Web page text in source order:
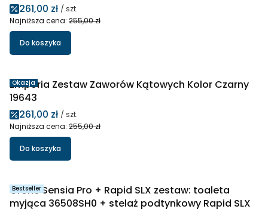
Cena promocyjna
261,00 zł / szt.
Najniższa cena: 255,00 zł
Do koszyka
Okazja
Emporia Zestaw Zaworów Kątowych Kolor Czarny
19643
Cena promocyjna
261,00 zł / szt.
Najniższa cena: 255,00 zł
Do koszyka
Bestseller
Grohe Sensia Pro + Rapid SLX zestaw: toaleta
myjąca 36508SH0 + stelaż podtynkowy Rapid SLX